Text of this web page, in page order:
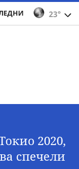
23°
2020,
спечели